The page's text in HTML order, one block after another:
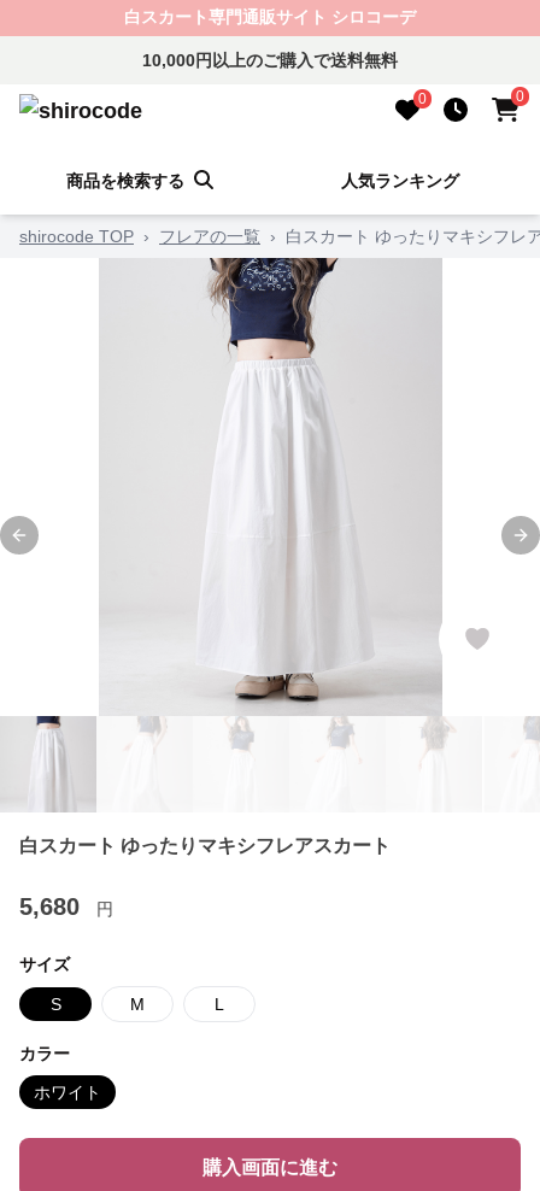
白スカート専門通販サイト シロコーデ
10,000円以上のご購入で送料無料
0 0
商品を検索する 人気ランキング
shirocode TOP › フレアの一覧 › 白スカート ゆったりマキシフレ
Previous slide
白スカート ゆったりマキシフレアスカート
5,680 円
サイズ
S M L
カラー
ホワイト
購入画面に進む